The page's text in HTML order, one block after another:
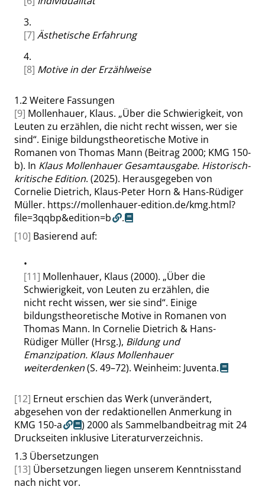
3.
[7] Ästhetische Erfahrung
4.
[8] Motive in der Erzählweise
1.2Weitere Fassungen
[9] Mollenhauer, Klaus. „Über die Schwierigkeit, von
Leuten zu erzählen, die nicht recht wissen, wer sie
sind“. Einige bildungstheoretische Motive in
Romanen von Thomas Mann (Beitrag 2000; KMG 150-
b). In Klaus Mollenhauer Gesamtausgabe. Historisch-
kritische Edition. (2025). Herausgegeben von
Cornelie Dietrich, Klaus-Peter Horn & Hans-Rüdiger
Müller. https://mollenhauer-edition.de/kmg.html?
file=3qqbp&edition=b
.
[10] Basierend auf:
•
[11] Mollenhauer, Klaus (2000). „Über die
Schwierigkeit, von Leuten zu erzählen, die
nicht recht wissen, wer sie sind“. Einige
bildungstheoretische Motive in Romanen von
Thomas Mann. In Cornelie Dietrich & Hans-
Rüdiger Müller (Hrsg.), Bildung und
Emanzipation. Klaus Mollenhauer
weiterdenken(S. 49–72). Weinheim: Juventa.
[12] Erneut erschien das Werk (unverändert,
abgesehen von der redaktionellen Anmerkung in
KMG 150-a
) 2000 als Sammelbandbeitrag mit 24
Druckseiten inklusive Literaturverzeichnis.
1.3 Übersetzungen
[13] Übersetzungen liegen unserem Kenntnisstand
nach nicht vor.